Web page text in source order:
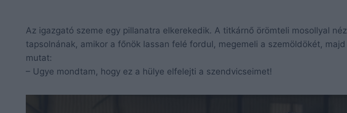
Az igazgató szeme egy pillanatra elkerekedik. A titkárnő örömteli mosollyal
tapsolnának, amikor a főnök lassan felé fordul, megemeli a szemöldökét,
mutat:
– Ugye mondtam, hogy ez a hülye elfelejti a szendvicseimet!